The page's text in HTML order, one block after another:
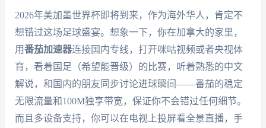
2026年美加墨世界杯即将到来，作为海外华人，肯定不
想错过这场足球盛宴。想象一下，你在加拿大的家里，
用番茄加速器连接国内专线，打开咪咕视频或者央视体
育，看着国足（希望能晋级）的比赛，听着熟悉的中文
解说，和国内的朋友同步讨论进球瞬间——番茄的稳定
无限流量和100M独享带宽，保证你不会错过任何细节。
而且多设备支持，你可以在电视上投屏看全景直播，手